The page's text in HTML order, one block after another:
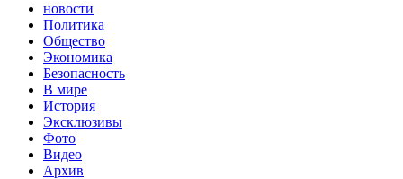
новости
Политика
Общество
Экономика
Безопасность
В мире
История
Эксклюзивы
Фото
Видео
Архив